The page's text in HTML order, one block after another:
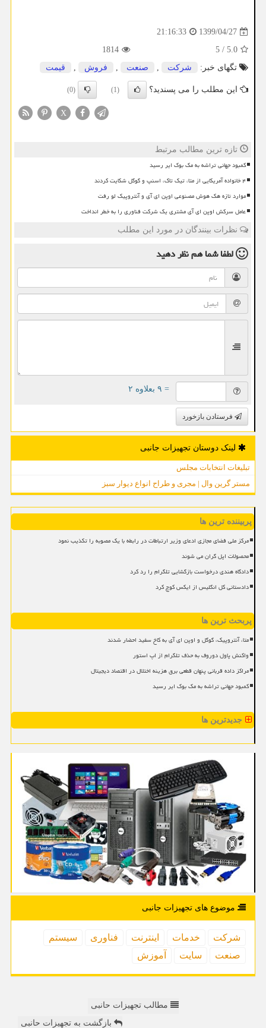
1399/04/27
21:16:33
5.0
/
5
1814
تگهای خبر:
شركت , صنعت , فروش , قیمت
این مطلب را می پسندید؟ (1)
(0)
X
تازه ترین مطالب مرتبط
کمبود جهانی تراشه به مک بوک ایر رسید
۴ خانواده آمریکایی از متا، تیک تاک، اسنپ و گوگل شکایت کردند
موارد تازه هک هوش مصنوعی اوپن ای آی و آنتروپیک لو رفت
عامل سرکش اوپن ای آی مشتری یک شرکت فناوری را به خطر انداخت
نظرات بینندگان در مورد این مطلب
لطفا شما همنظر دهید
= ۹ بعلاوه ۲
فرستادن بازخورد
لینک دوستان تجهیزات جانبی
تبلیغات انتخابات مجلس
مستر گرین وال | مجری و طراح انواع دیوار سبز
پربیننده ترین ها
مرکز ملی فضای مجازی ادعای وزیر ارتباطات در رابطه با یک مصوبه را تکذیب نمود
محصولات اپل گران می شوند
دادگاه هندی درخواست بازگشایی تلگرام را رد کرد
دادستانی کل انگلیس از ایکس کوچ کرد
پربحث ترین ها
متا، آنتروپیک، گوگل و اوپن ای آی به کاخ سفید احضار شدند
واکنش پاول دوروف به حذف تلگرام از اپ استور
مراکز داده قربانی پنهان قطعی برق هزینه اختلال در اقتصاد دیجیتال
کمبود جهانی تراشه به مک بوک ایر رسید
جدیدترین ها
موضوع های تجهیزات جانبی
شركت خدمات اینترنت فناوری
سیستم
صنعت
سایت آموزش
مطالب تجهیزات حانبی
بازگشت به تجهیزات حانبی